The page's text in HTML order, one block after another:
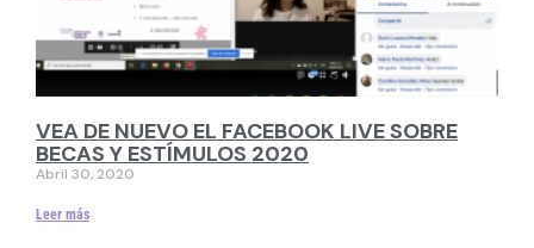
VEA DE NUEVO EL FACEBOOK LIVE SOBRE
BECAS Y ESTÍMULOS 2020
Abril 30, 2020
Leer más